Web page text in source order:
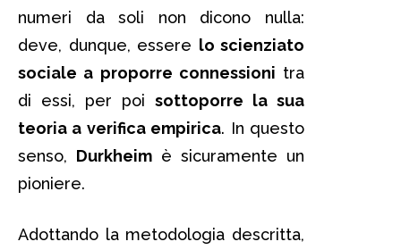
numeri da soli non dicono nulla:
deve, dunque, essere lo scienziato
sociale a proporre connessioni tra
di essi, per poi sottoporre la sua
teoria a verifica empirica. In questo
senso, Durkheim è sicuramente un
pioniere.
Adottando la metodologia descritta,